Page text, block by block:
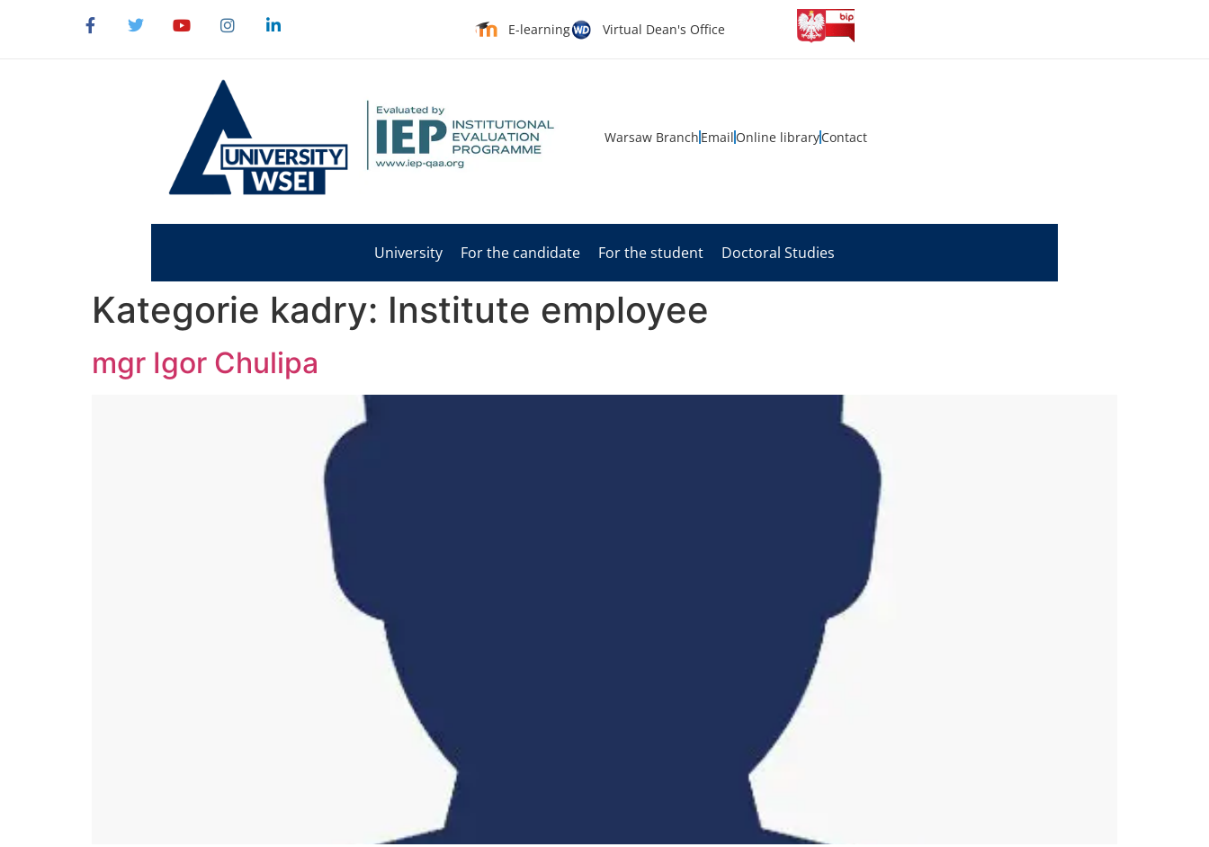
E-learning Virtual Dean's Office
Warsaw Branch Email Online libraryContact
University For the candidate For the student Doctoral Studies
Kategorie kadry: Institute employee
mgr Igor Chulipa